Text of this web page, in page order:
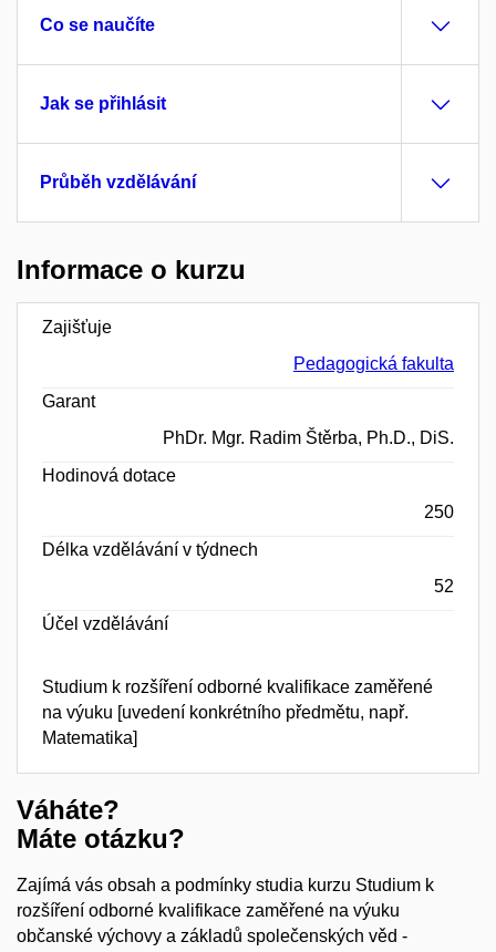
Co se naučíte
Jak se přihlásit
Průběh vzdělávání
Informace o kurzu
Zajišťuje
Pedagogická fakulta
Garant
PhDr. Mgr. Radim Štěrba, Ph.D., DiS.
Hodinová dotace
250
Délka vzdělávání v týdnech
52
Účel vzdělávání
Studium k rozšíření odborné kvalifikace zaměřené
na výuku [uvedení konkrétního předmětu, např.
Matematika]
Váháte?
Máte otázku?
Zajímá vás obsah a podmínky studia kurzu Studium k
rozšíření odborné kvalifikace zaměřené na výuku
občanské výchovy a základů společenských věd -